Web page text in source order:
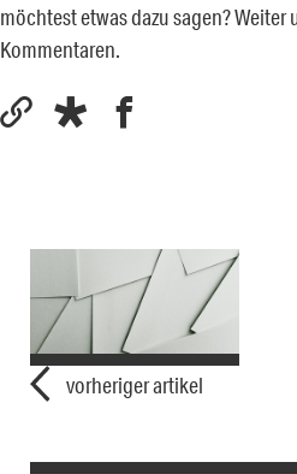
möchtest etwas dazu sagen?
Kommentaren.
vorheriger artikel